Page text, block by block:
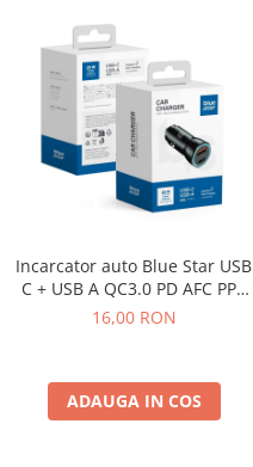
Piese pentru GOOGLE PIXEL
Piese pentru HUAWEI
Piese pentru IPHONE
Piese pentru MOTOROLA
Piese pentru NOKIA
Piese pentru OPPO
Piese pentru REALME
Piese pentru SAMSUNG
Piese pentru VIVO
Incarcator auto Blue Star USB
C + USB A QC3.0 PD AFC PPS
3A 25W - Negru
16,00 RON
ADAUGA IN COS